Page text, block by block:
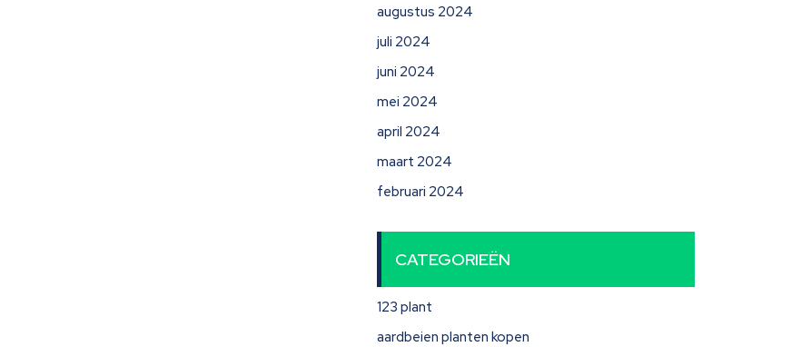
augustus 2024
juli 2024
juni 2024
mei 2024
april 2024
maart 2024
februari 2024
CATEGORIEËN
123 plant
aardbeien planten kopen